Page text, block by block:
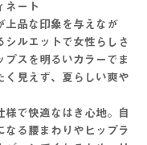
ネート
上品な印象を与えなが
シルエットで女性らしさ
プスを明るいカラーでま
く見えず、夏らしい爽や
様で快適なはき心地。自
なる腰まわりやヒップラ